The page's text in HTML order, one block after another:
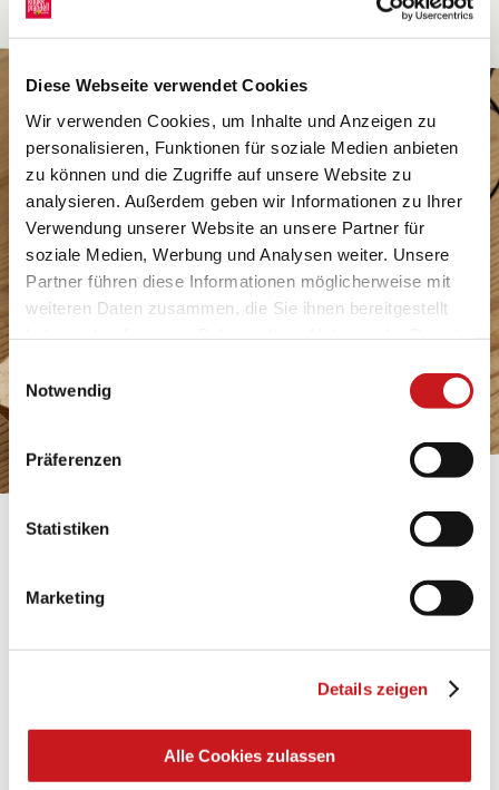
Diese Webseite verwendet Cookies
Wir verwenden Cookies, um Inhalte und Anzeigen zu
personalisieren, Funktionen für soziale Medien anbieten
zu können und die Zugriffe auf unsere Website zu
analysieren. Außerdem geben wir Informationen zu Ihrer
Verwendung unserer Website an unsere Partner für
soziale Medien, Werbung und Analysen weiter. Unsere
Partner führen diese Informationen möglicherweise mit
weiteren Daten zusammen, die Sie ihnen bereitgestellt
Datenschutzhinweisen
mehr darüber, wer wir sind, wie
personenbezogene Daten verarbeiten. Hier geht’s zum
Impressum.
Einwilligungsauswahl
Notwendig
Präferenzen
Statistiken
Marketing
Details zeigen
Alle Cookies zulassen
Zum Tipp